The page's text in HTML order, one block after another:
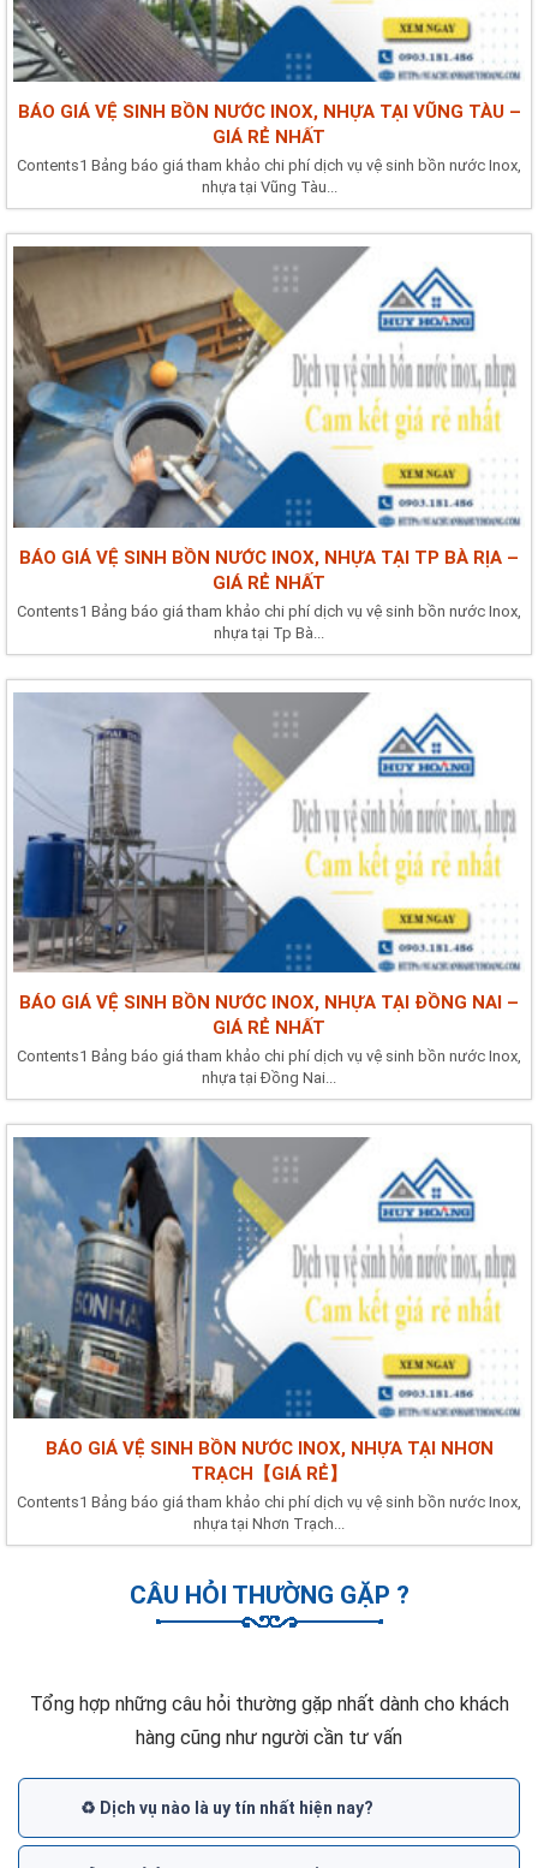
BÁO GIÁ VỆ SINH BỒN NƯỚC INOX, NHỰA TẠI VŨNG TÀU –
GIÁ RẺ NHẤT
Contents1 Bảng báo giá tham khảo chi phí dịch vụ vệ sinh bồn nước Inox,
nhựa tại Vũng Tàu...
BÁO GIÁ VỆ SINH BỒN NƯỚC INOX, NHỰA TẠI TP BÀ RỊA –
GIÁ RẺ NHẤT
Contents1 Bảng báo giá tham khảo chi phí dịch vụ vệ sinh bồn nước Inox,
nhựa tại Tp Bà...
BÁO GIÁ VỆ SINH BỒN NƯỚC INOX, NHỰA TẠI ĐỒNG NAI –
GIÁ RẺ NHẤT
Contents1 Bảng báo giá tham khảo chi phí dịch vụ vệ sinh bồn nước Inox,
nhựa tại Đồng Nai...
BÁO GIÁ VỆ SINH BỒN NƯỚC INOX, NHỰA TẠI NHƠN
TRẠCH【GIÁ RẺ】
Contents1 Bảng báo giá tham khảo chi phí dịch vụ vệ sinh bồn nước Inox,
nhựa tại Nhơn Trạch...
CÂU HỎI THƯỜNG GẶP ?
Tổng hợp những câu hỏi thường gặp nhất dành cho khách
hàng cũng như người cần tư vấn
♻️ Dịch vụ nào là uy tín nhất hiện nay?